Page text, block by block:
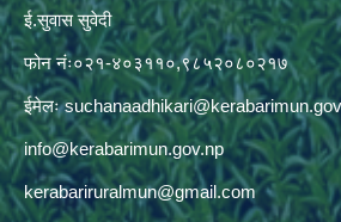
ई.सुवास सुवेदी
फोन नंः०२१-४०३११०,९८५२०८०२१७
ईमेलः
info@kerabarimun.gov.np
kerabariruralmun@gmail.com